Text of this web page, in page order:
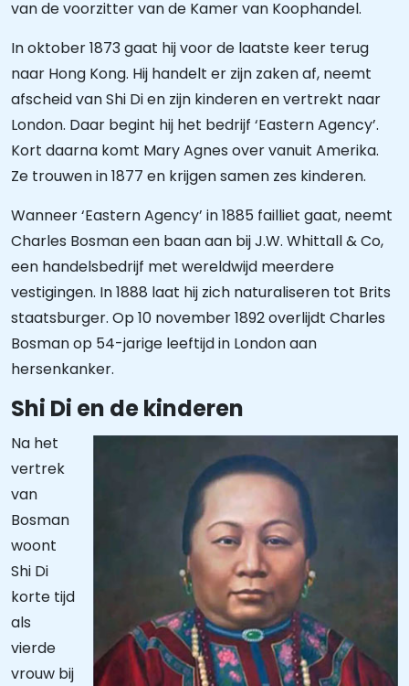
van de voorzitter van de Kamer van Koophandel.
In oktober 1873 gaat hij voor de laatste keer terug
naar Hong Kong. Hij handelt er zijn zaken af, neemt
afscheid van Shi Di en zijn kinderen en vertrekt naar
London. Daar begint hij het bedrijf ‘Eastern Agency’.
Kort daarna komt Mary Agnes over vanuit Amerika.
Ze trouwen in 1877 en krijgen samen zes kinderen.
Wanneer ‘Eastern Agency’ in 1885 failliet gaat, neemt
Charles Bosman een baan aan bij J.W. Whittall & Co,
een handelsbedrijf met wereldwijd meerdere
vestigingen. In 1888 laat hij zich naturaliseren tot Brits
staatsburger. Op 10 november 1892 overlijdt Charles
Bosman op 54-jarige leeftijd in London aan
hersenkanker.
Shi Di en de kinderen
Na het
vertrek
van
Bosman
woont
Shi Di
korte tijd
als
vierde
vrouw bij